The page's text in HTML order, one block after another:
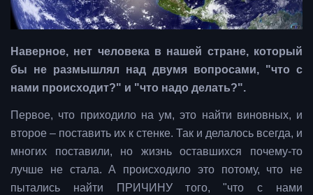
Наверное, нет человека в нашей стране, который
бы не размышлял над двумя вопросами, "что с
нами происходит?" и "что надо делать?".
Первое, что приходило на ум, это найти виновных, и
второе – поставить их к стенке. Так и делалось всегда, и
многих поставили, но жизнь оставшихся почему-то
лучше не стала. А происходило это потому, что не
пытались найти ПРИЧИНУ того, "что с нами